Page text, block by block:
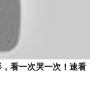
看一次哭一次！速看